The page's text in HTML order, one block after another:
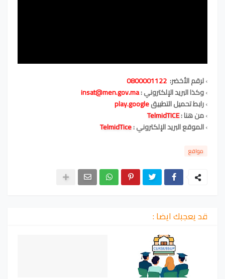
›لرقم الأخضر: 0800001122
›وكذا البريد الإلكتروني :insat@men.gov.ma
›رابط تحميل التطبيقplay.google
›من هنا:
TelmidTICE
›الموقع البريد الإلكتروني :TelmidTice
مواقع
قد يعجبك ايضا :